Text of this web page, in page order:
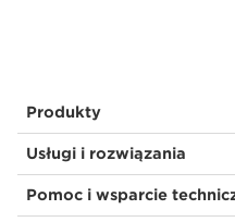
Produkty
Usługi i rozwiązania
Pomoc i wsparcie